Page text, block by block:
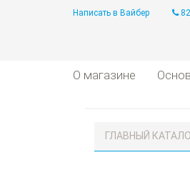
Написать в Вайбер
О магазине
ГЛАВНЫЙ